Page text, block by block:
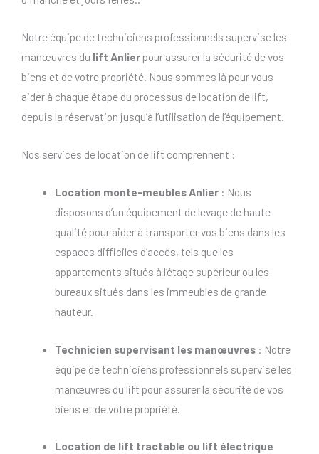
Notre équipe de techniciens professionnels supervise les
manœuvres du lift Anlier pour assurer la sécurité de vos
biens et de votre propriété. Nous sommes là pour vous
aider à chaque étape du processus de location de lift,
depuis la réservation jusqu’à l’utilisation de l’équipement.
Nos services de location de lift comprennent :
Location monte-meubles Anlier: Nous
disposons d’un équipement de levage de haute
qualité pour aider à transporter vos biens dans les
espaces difficiles d’accès, tels que les
appartements situés à l’étage supérieur ou les
bureaux situés dans les immeubles de grande
hauteur.
Technicien supervisant les manœuvres: Notre
équipe de techniciens professionnels supervise les
manœuvres du lift pour assurer la sécurité de vos
biens et de votre propriété.
Location de lift tractable ou lift électrique